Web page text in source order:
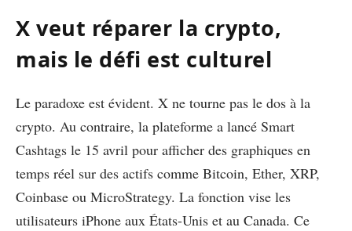
X veut réparer la crypto,
mais le défi est culturel
Le paradoxe est évident. X ne tourne pas le dos à la
crypto. Au contraire, la plateforme a lancé Smart
Cashtags le 15 avril pour afficher des graphiques en
temps réel sur des actifs comme Bitcoin, Ether, XRP,
Coinbase ou MicroStrategy. La fonction vise les
utilisateurs iPhone aux États-Unis et au Canada. Ce